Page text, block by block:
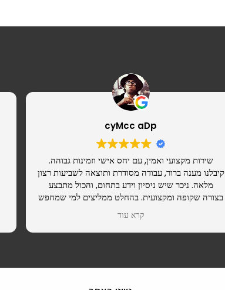
cyMcc aDp
שירות מקצועי ואמין, עם יחס אישי וזמינות גבוהה.
קיבלנו מענה ברור, עבודה מסודרת ותוצאה לשביעות רצון
מלאה. ניכר שיש ניסיון וידע בתחום, והכול מתבצע
בצורה שקופה ומקצועית. בהחלט ממליצים למי שמחפש
ספק רציני שאפשר לסמוך עליו.
קרא עוד